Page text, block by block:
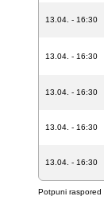
13.04. - 16:30
13.04. - 16:30
13.04. - 16:30
13.04. - 16:30
13.04. - 16:30
Potpuni raspored